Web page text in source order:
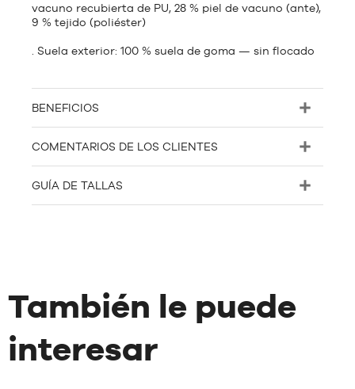
vacuno recubierta de PU, 28 % piel de vacuno (ante),
9 % tejido (poliéster)
. Suela exterior: 100 % suela de goma — sin flocado
BENEFICIOS
COMENTARIOS DE LOS CLIENTES
GUÍA DE TALLAS
También le puede
interesar